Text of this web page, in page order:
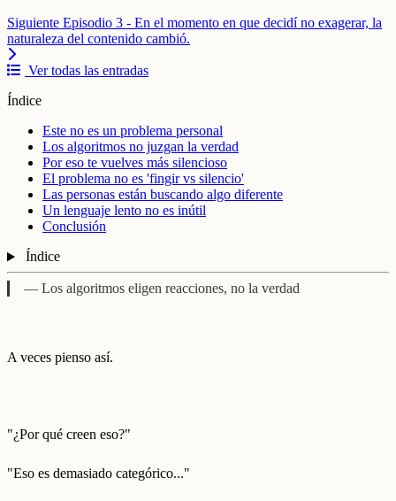
Siguiente Episodio 3 - En el momento en que decidí no exagerar, la
naturaleza del contenido cambió.
Ver todas las entradas
Índice
Este no es un problema personal
Los algoritmos no juzgan la verdad
Por eso te vuelves más silencioso
El problema no es 'fingir vs silencio'
Las personas están buscando algo diferente
Un lenguaje lento no es inútil
Conclusión
Índice
— Los algoritmos eligen reacciones, no la verdad
A veces pienso así.
"¿Por qué creen eso?"
"Eso es demasiado categórico..."